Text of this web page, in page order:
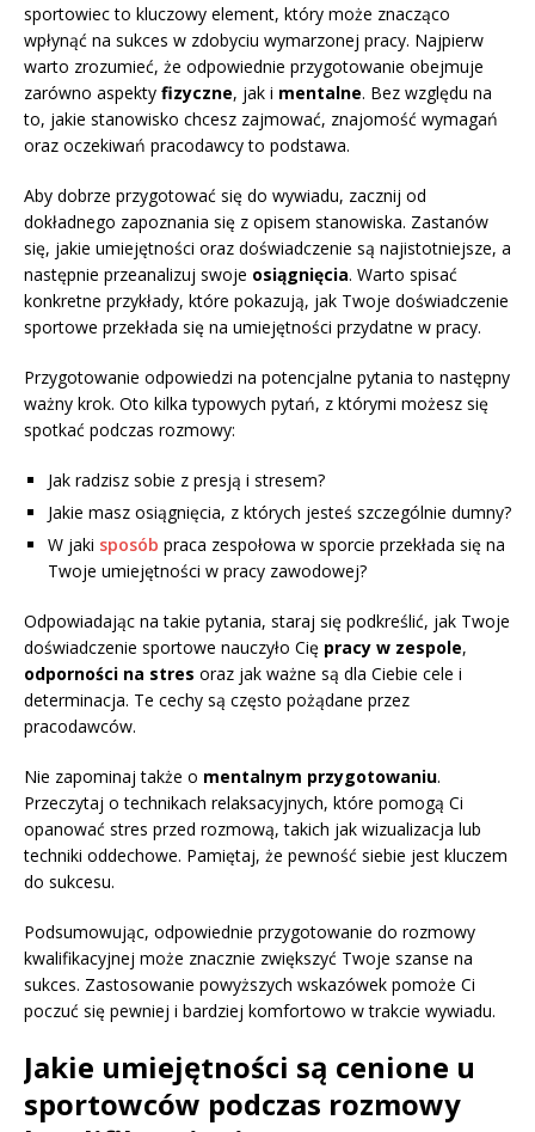
sportowiec to kluczowy element, który może znacząco
wpłynąć na sukces w zdobyciu wymarzonej pracy. Najpierw
warto zrozumieć, że odpowiednie przygotowanie obejmuje
zarówno aspekty fizyczne, jak i mentalne. Bez względu na
to, jakie stanowisko chcesz zajmować, znajomość wymagań
oraz oczekiwań pracodawcy to podstawa.
Aby dobrze przygotować się do wywiadu, zacznij od
dokładnego zapoznania się z opisem stanowiska. Zastanów
się, jakie umiejętności oraz doświadczenie są najistotniejsze, a
następnie przeanalizuj swoje osiągnięcia. Warto spisać
konkretne przykłady, które pokazują, jak Twoje doświadczenie
sportowe przekłada się na umiejętności przydatne w pracy.
Przygotowanie odpowiedzi na potencjalne pytania to następny
ważny krok. Oto kilka typowych pytań, z którymi możesz się
spotkać podczas rozmowy:
Jak radzisz sobie z presją i stresem?
Jakie masz osiągnięcia, z których jesteś szczególnie dumny?
W jaki sposób praca zespołowa w sporcie przekłada się na
Twoje umiejętności w pracy zawodowej?
Odpowiadając na takie pytania, staraj się podkreślić, jak Twoje
doświadczenie sportowe nauczyło Cię pracy w zespole,
odporności na stres oraz jak ważne są dla Ciebie cele i
determinacja. Te cechy są często pożądane przez
pracodawców.
Nie zapominaj także o mentalnym przygotowaniu.
Przeczytaj o technikach relaksacyjnych, które pomogą Ci
opanować stres przed rozmową, takich jak wizualizacja lub
techniki oddechowe. Pamiętaj, że pewność siebie jest kluczem
do sukcesu.
Podsumowując, odpowiednie przygotowanie do rozmowy
kwalifikacyjnej może znacznie zwiększyć Twoje szanse na
sukces. Zastosowanie powyższych wskazówek pomoże Ci
poczuć się pewniej i bardziej komfortowo w trakcie wywiadu.
Jakie umiejętności są cenione u
sportowców podczas rozmowy